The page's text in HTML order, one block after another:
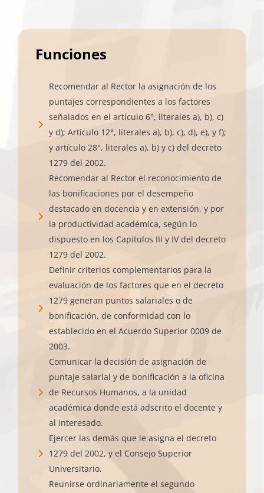
Funciones
Recomendar al Rector la asignación de los
puntajes correspondientes a los factores
señalados en el artículo 6°, literales a), b), c)
y d); Artículo 12°, literales a), b), c), d), e), y f);
y artículo 28°, literales a), b) y c) del decreto
1279 del 2002.
Recomendar al Rector el reconocimiento de
las bonificaciones por el desempeño
destacado en docencia y en extensión, y por
la productividad académica, según lo
dispuesto en los Capítulos III y IV del decreto
1279 del 2002.
Definir criterios complementarios para la
evaluación de los factores que en el decreto
1279 generan puntos salariales o de
bonificación, de conformidad con lo
establecido en el Acuerdo Superior 0009 de
2003.
Comunicar la decisión de asignación de
puntaje salarial y de bonificación a la oficina
de Recursos Humanos, a la unidad
académica donde está adscrito el docente y
al interesado.
Ejercer las demás que le asigna el decreto
1279 del 2002, y el Consejo Superior
Universitario.
Reunirse ordinariamente el segundo